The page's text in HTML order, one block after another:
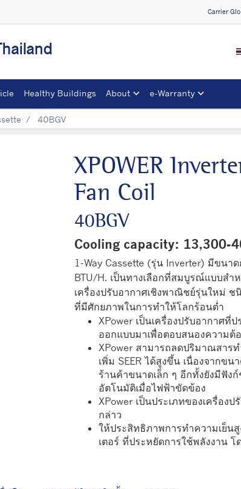
Carrier
Healthy Buildings About e-Warranty​
40BGV
XPOWER
Fan Coil
40BGV
Cooling capacity: 13,300-
1-Way Cassette (รุ่น Inverter) มีขนา
BTU/H. เป็นทางเลือกที่สมบูรณ์แบบสำ
เครื่องปรับอากาศเชิงพาณิชย์รุ่นใหม่ ช
ที่มีศักยภาพในการทำให้โลกร้อนต่ำ
XPower เป็นเครื่องปรับอากาศที่
ออกแบบมาเพื่อตอบสนองความต้
XPower สามารถลดปริมาณสาร
เพิ่ม SEER ได้สูงขึ้น เนื่องจากข
ร้านค้าขนาดเล็ก ๆ อีกทั้งยังมีฟัง
อัตโนมัติเมื่อไฟฟ้าขัดข้อง
XPower เป็นประเภทของเครื่อง
กล่าว
ให้ประสิทธิภาพการทำความเย็นสู
เตอร์ ที่ประหยัดการใช้พลังงาน